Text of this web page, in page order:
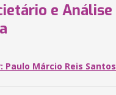
e Análise
Paulo Márcio Reis Santos